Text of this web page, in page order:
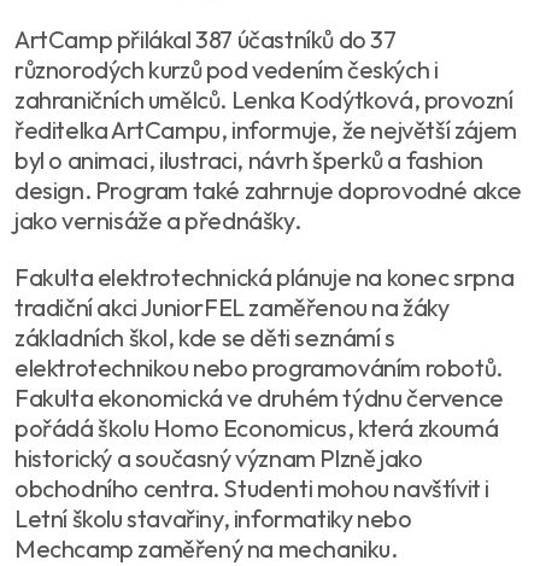
ArtCamp přilákal 387 účastníků do 37
různorodých kurzů pod vedením českých i
zahraničních umělců. Lenka Kodýtková, provozní
ředitelka ArtCampu, informuje, že největší zájem
byl o animaci, ilustraci, návrh šperků a fashion
design. Program také zahrnuje doprovodné akce
jako vernisáže a přednášky.
Fakulta elektrotechnická plánuje na konec srpna
tradiční akci JuniorFEL zaměřenou na žáky
základních škol, kde se děti seznámí s
elektrotechnikou nebo programováním robotů.
Fakulta ekonomická ve druhém týdnu července
pořádá školu Homo Economicus, která zkoumá
historický a současný význam Plzně jako
obchodního centra. Studenti mohou navštívit i
Letní školu stavařiny, informatiky nebo
Mechcamp zaměřený na mechaniku.